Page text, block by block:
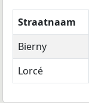
Straatnaam
Bierny
Lorcé